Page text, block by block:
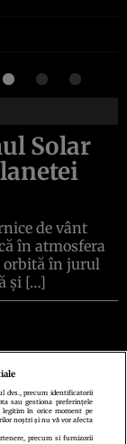
Solar
de vânt
în atmosfera
orbită în jurul
și […]
şi condiţii
dvs., precum identificatorii
sau gestiona preferințele
în orice moment pe
noștri și nu vă vor afecta
precum si furnizorii